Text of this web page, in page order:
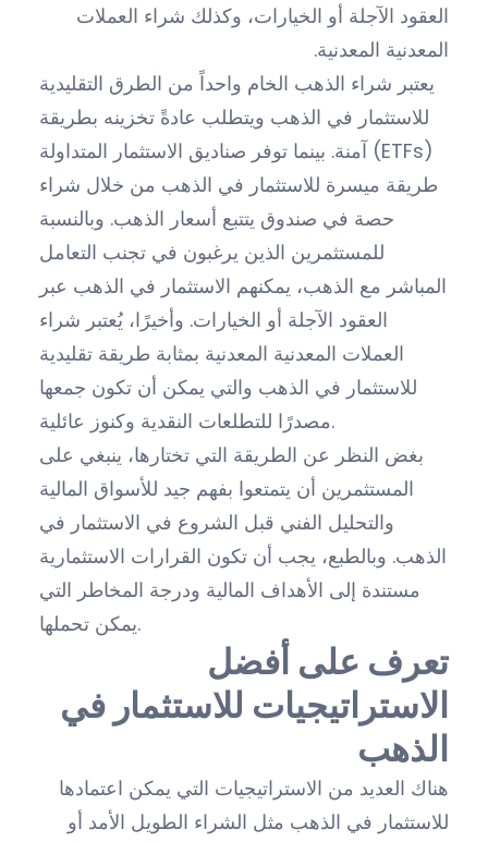
العقود الآجلة أو الخيارات، وكذلك شراء العملات
المعدنية المعدنية.
يعتبر شراء الذهب الخام واحداً من الطرق التقليدية
للاستثمار في الذهب ويتطلب عادةً تخزينه بطريقة
آمنة. بينما توفر صناديق الاستثمار المتداولة (ETFs)
طريقة ميسرة للاستثمار في الذهب من خلال شراء
حصة في صندوق يتتبع أسعار الذهب. وبالنسبة
للمستثمرين الذين يرغبون في تجنب التعامل
المباشر مع الذهب، يمكنهم الاستثمار في الذهب عبر
العقود الآجلة أو الخيارات. وأخيرًا، يُعتبر شراء
العملات المعدنية المعدنية بمثابة طريقة تقليدية
للاستثمار في الذهب والتي يمكن أن تكون جمعها
مصدرًا للتطلعات النقدية وكنوز عائلية.
بغض النظر عن الطريقة التي تختارها، ينبغي على
المستثمرين أن يتمتعوا بفهم جيد للأسواق المالية
والتحليل الفني قبل الشروع في الاستثمار في
الذهب. وبالطبع، يجب أن تكون القرارات الاستثمارية
مستندة إلى الأهداف المالية ودرجة المخاطر التي
يمكن تحملها.
تعرف على أفضل
الاستراتيجيات للاستثمار في
الذهب
هناك العديد من الاستراتيجيات التي يمكن اعتمادها
للاستثمار في الذهب مثل الشراء الطويل الأمد أو